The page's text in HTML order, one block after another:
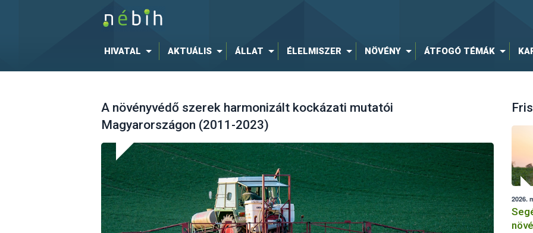
HIVATAL AKTUÁLIS ÁLLAT ÉLELMISZER NÖVÉNY ÁTFOGÓ TÉMÁK
A növényvédő szerek harmonizált kockázati mutatói
Magyarországon (2011-2023)
2026.